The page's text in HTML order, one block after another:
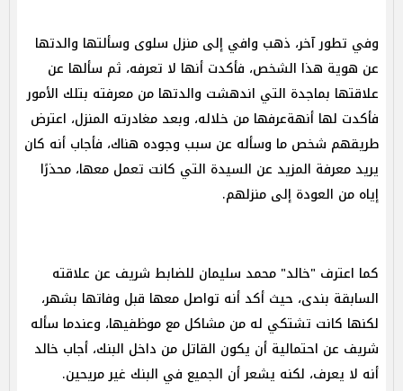
وفي تطور آخر، ذهب وافي إلى منزل سلوى وسألتها والدتها
عن هوية هذا الشخص، فأكدت أنها لا تعرفه، ثم سألها عن
علاقتها بماجدة التي اندهشت والدتها من معرفته بتلك الأمور
فأكدت لها أنهةعرفها من خلاله، وبعد مغادرته المنزل، اعترض
طريقهم شخص ما وسأله عن سبب وجوده هناك، فأجاب أنه كان
يريد معرفة المزيد عن السيدة التي كانت تعمل معها، محذرًا
إياه من العودة إلى منزلهم.
كما اعترف "خالد" محمد سليمان للضابط شريف عن علاقته
السابقة بندى، حيث أكد أنه تواصل معها قبل وفاتها بشهر،
لكنها كانت تشتكي له من مشاكل مع موظفيها، وعندما سأله
شريف عن احتمالية أن يكون القاتل من داخل البنك، أجاب خالد
أنه لا يعرف، لكنه يشعر أن الجميع في البنك غير مريحين.